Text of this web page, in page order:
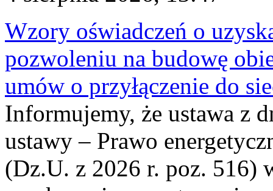
Wzory oświadczeń o
pozwoleniu na budowę
umów o przyłączenie do
Informujemy, że ustawa z
ustawy – Prawo
(Dz.U. z 2026 r. poz. 516)